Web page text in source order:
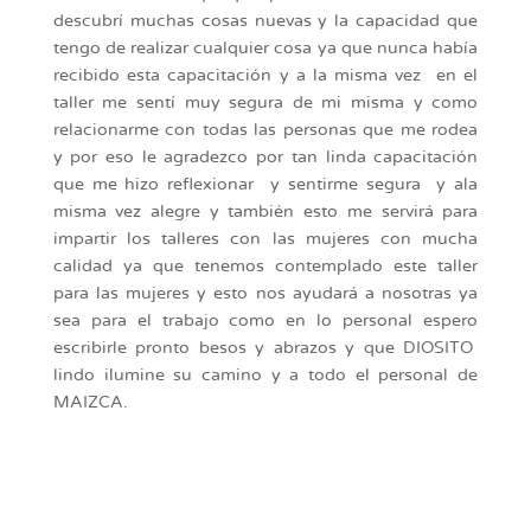
descubrí muchas cosas nuevas y la capacidad que
tengo de realizar cualquier cosa ya que nunca había
recibido esta capacitación y a la misma vez en el
taller me sentí muy segura de mi misma y como
relacionarme con todas las personas que me rodea
y por eso le agradezco por tan linda capacitación
que me hizo reflexionar y sentirme segura y ala
misma vez alegre y también esto me servirá para
impartir los talleres con las mujeres con mucha
calidad ya que tenemos contemplado este taller
para las mujeres y esto nos ayudará a nosotras ya
sea para el trabajo como en lo personal espero
escribirle pronto besos y abrazos y que DIOSITO
lindo ilumine su camino y a todo el personal de
MAIZCA.